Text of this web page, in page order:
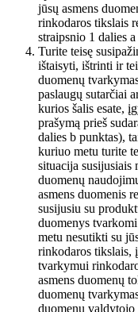
jūsų asmens
rinkodaros tikslais
straipsnio 1 dalies
Turite teisę
ištaisyti, ištrinti ir
duomenų
paslaugų sutarčiai
kurios šalis esate,
prašymą prieš
dalies b punktas),
kuriuo metu turite
situacija susijusiais
duomenų
asmens duomenis
susijusiu su
duomenys
metu nesutikti su
rinkodaros tikslais,
tvarkymui
asmens duomenų
duomenų
duomenų valdytojo